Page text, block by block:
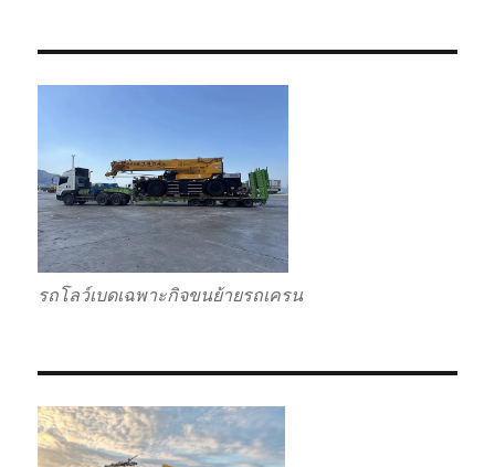
รถโลว์เบดเฉพาะกิจขนย้ายรถเครน